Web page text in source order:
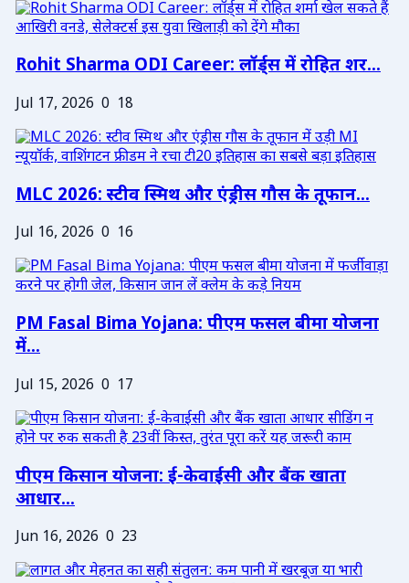
Rohit Sharma ODI Career: लॉर्ड्स में रोहित शर...
Jul 17, 2026 0 18
MLC 2026: स्टीव स्मिथ और एंड्रीस गौस के तूफान...
Jul 16, 2026 0 16
PM Fasal Bima Yojana: पीएम फसल बीमा योजना
में...
Jul 15, 2026 0 17
पीएम किसान योजना: ई-केवाईसी और बैंक खाता
आधार...
Jun 16, 2026 0 23